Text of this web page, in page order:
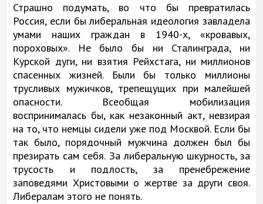
Страшно подумать, во что бы превратилась
Россия, если бы либеральная идеология завладела
умами наших граждан в 1940-х, «кровавых,
пороховых». Не было бы ни Сталинграда, ни
Курской дуги, ни взятия Рейхстага, ни миллионов
спасенных жизней. Были бы только миллионы
трусливых мужичков, трепещущих при малейшей
опасности. Всеобщая мобилизация
воспринималась бы, как незаконный акт, невзирая
на то, что немцы сидели уже под Москвой. Если бы
так было, порядочный мужчина должен был бы
презирать сам себя. За либеральную шкурность, за
трусость и подлость, за пренебрежение
заповедями Христовыми о жертве за други своя.
Либералам этого не понять.